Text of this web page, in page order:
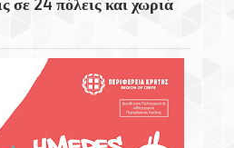
Η Πρωτεύουσα Της
Του Σωτήρος
Σητείας - Του Γεωργίου
σε 24 πόλεις και χωριά